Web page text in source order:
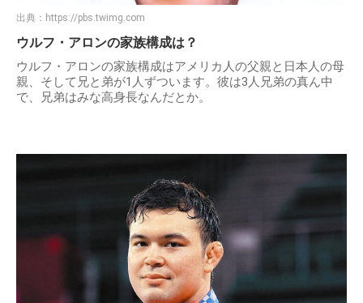
出典： https://pbs.twimg.com
ウルフ・アロンの家族構成は？
ウルフ・アロンの家族構成はアメリカ人の父親と日本人の母
親、そして兄と弟が1人ずついます。彼は3人兄弟の真ん中
で、兄弟はみな高身長なんだとか。